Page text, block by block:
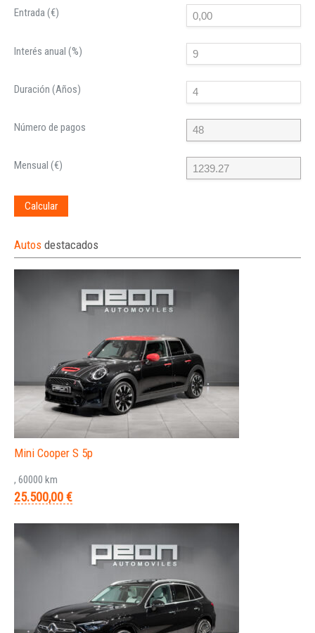
Entrada (€)
Interés anual (%)
Duración (Años)
Número de pagos
Mensual (€)
Calcular
Autos destacados
Mini Cooper S 5p
, 60000 km
25.500,00 €